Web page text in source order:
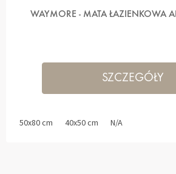
WAYMORE - MATA ŁAZIENKOWA
SZCZEGÓŁY
50x80 cm 40x50 cm N/A